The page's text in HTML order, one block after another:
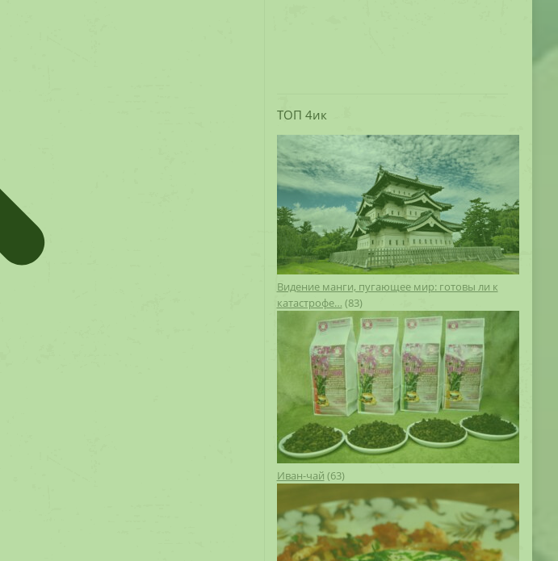
ТОП 4ик
Видение манги, пугающее мир: готовы ли к
катастрофе… (83)
Иван-чай (63)